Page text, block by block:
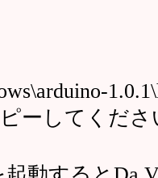
ーしてくだ